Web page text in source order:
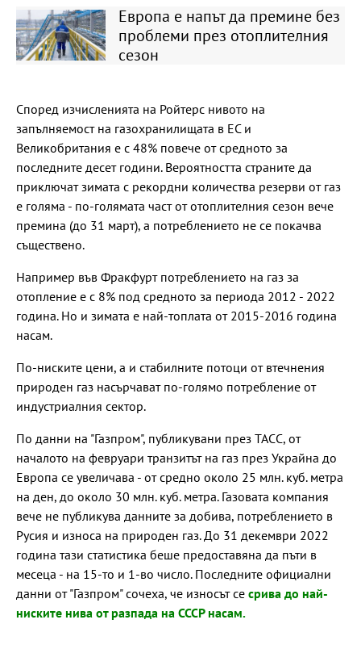
Европа е напът да премине без
проблеми през отоплителния
сезон
Според изчисленията на Ройтерс нивото на
запълняемост на газохранилищата в ЕС и
Великобритания е с 48% повече от средното за
последните десет години. Вероятността страните да
приключат зимата с рекордни количества резерви от газ
е голяма - по-голямата част от отоплителния сезон вече
премина (до 31 март), а потреблението не се покачва
съществено.
Например във Фракфурт потреблението на газ за
отопление е с 8% под средното за периода 2012 - 2022
година. Но и зимата е най-топлата от 2015-2016 година
насам.
По-ниските цени, а и стабилните потоци от втечнения
природен газ насърчават по-голямо потребление от
индустриалния сектор.
По данни на "Газпром", публикувани през ТАСС, от
началото на февруари транзитът на газ през Украйна до
Европа се увеличава - от средно около 25 млн. куб. метра
на ден, до около 30 млн. куб. метра. Газовата компания
вече не публикува данните за добива, потреблението в
Русия и износа на природен газ. До 31 декември 2022
година тази статистика беше предоставяна да пъти в
месеца - на 15-то и 1-во число. Последните официални
данни от "Газпром" сочеха, че износът се срива до най-
ниските нива от разпада на СССР насам.